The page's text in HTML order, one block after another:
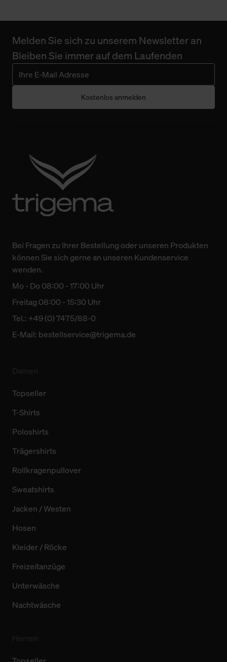
Melden Sie sich zu unserem Newsletter an
Bleiben Sie immer auf dem Laufenden
Kostenlos anmelden
Bei Fragen zu Ihrer Bestellung oder unseren Produkten
können Sie sich gerne an unseren Kundenservice
wenden.
Mo - Do 08:00 - 17:00 Uhr
Freitag 08:00 - 15:30 Uhr
Tel.: +49 (0) 7475/88-0
E-Mail: bestellservice@trigema.de
Topseller
T-Shirts
Poloshirts
Trägershirts
Rollkragenpullover
Sweatshirts
Jacken / Westen
Hosen
Kleider / Röcke
Freizeitanzüge
Unterwäsche
Nachtwäsche